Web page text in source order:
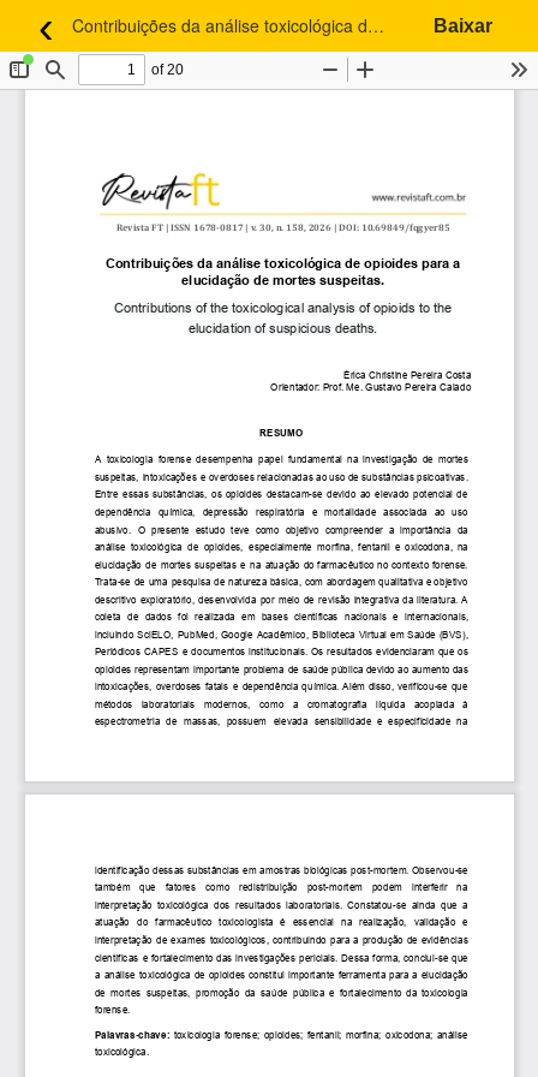
‹Voltar aos Detalhes do Artigo
Contribuições da análise toxicológica de opioides para a elucidação de mortes suspeitas. Baixar